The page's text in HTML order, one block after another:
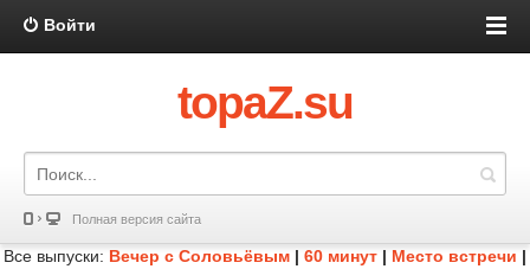
Войти
topaZ.su
Полная версия сайта
Все выпуски: Вечер с Соловьёвым | 60 минут | Место встречи |